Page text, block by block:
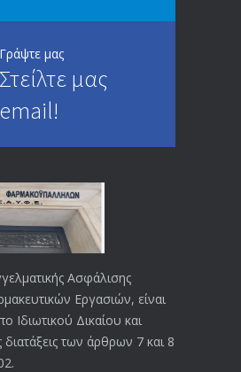
ΣΥΝΤΑΞΙΟΥΧΟΥΣ
Έρχεται νέα
Εργασίας
για τις
Γράψτε μας
Στείλτε μας
email!
Ασφάλισης
Εργασιών, είναι
Ιδιωτικού Δικαίου και
διατάξεις των άρθρων 7 και 8